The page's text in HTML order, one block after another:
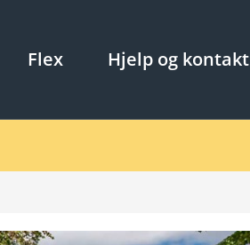
Flex Hjelp og kontakt